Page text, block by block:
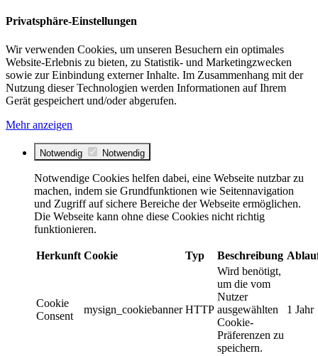
Privatsphäre-Einstellungen
Wir verwenden Cookies, um unseren Besuchern ein optimales
Website-Erlebnis zu bieten, zu Statistik- und Marketingzwecken
sowie zur Einbindung externer Inhalte. Im Zusammenhang mit der
Nutzung dieser Technologien werden Informationen auf Ihrem
Gerät gespeichert und/oder abgerufen.
Mehr anzeigen
Notwendig Notwendig
Notwendige Cookies helfen dabei, eine Webseite nutzbar zu
machen, indem sie Grundfunktionen wie Seitennavigation
und Zugriff auf sichere Bereiche der Webseite ermöglichen.
Die Webseite kann ohne diese Cookies nicht richtig
funktionieren.
Herkunft Cookie Typ Beschreibung
Cookie
Consent
mysign_cookiebanner HTTP
Wird benötigt,
um die vom
Nutzer
ausgewählten
Cookie-
Präferenzen zu
speichern.
1 Jahr